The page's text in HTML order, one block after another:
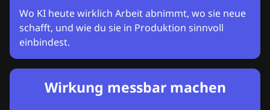
Wo KI heute wirklich Arbeit abnimmt, wo sie neue
schafft, und wie du sie in Produktion sinnvoll
einbindest.
Wirkung messbar machen